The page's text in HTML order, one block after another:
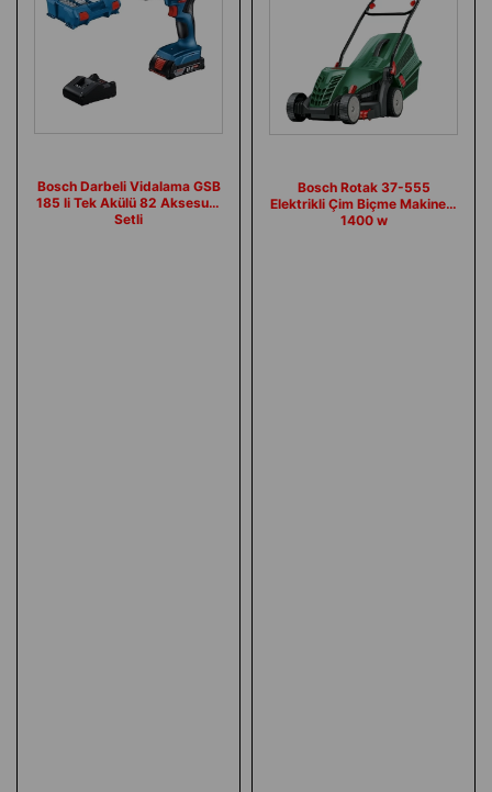
Bosch Darbeli Vidalama GSB
185 li Tek Akülü 82 Aksesuar
Setli
Bosch Rotak 37-555
Elektrikli Çim Biçme Makinesi
1400 w